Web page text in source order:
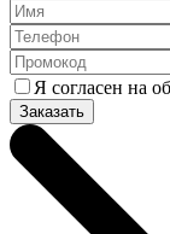
Я согласен на
Заказать